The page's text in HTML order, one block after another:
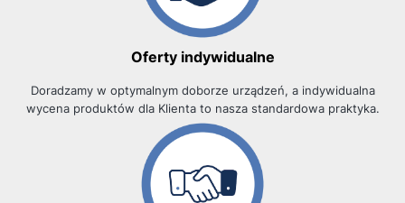
Oferty indywidualne
Doradzamy w optymalnym doborze urządzeń, a indywidualna
wycena produktów dla Klienta to nasza standardowa praktyka.